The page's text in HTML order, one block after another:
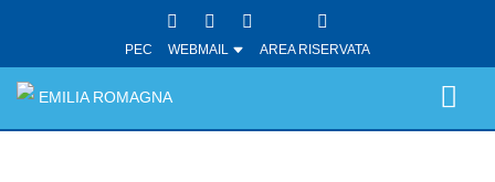
PEC WEBMAIL AREA RISERVATA
EMILIA ROMAGNA